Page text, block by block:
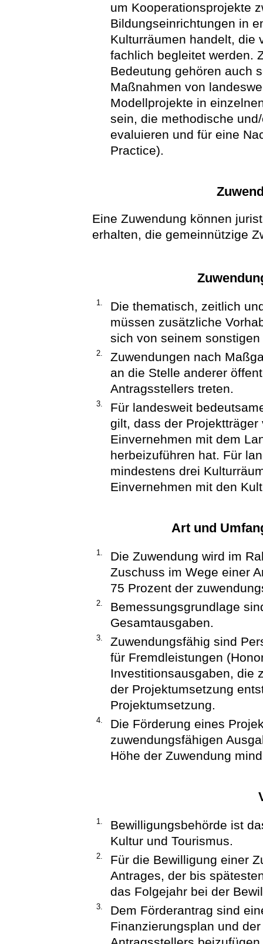
um Kooperationsprojekte
Bildungseinrichtungen in
Kulturräumen handelt, die
fachlich begleitet werden.
Bedeutung gehören auch
Maßnahmen von
Modellprojekte in
sein, die methodische
evaluieren und für eine
Practice).
Eine Zuwendung können
erhalten, die gemeinnützige
1.
Die thematisch, zeitlich
müssen zusätzliche
sich von seinem
2.
Zuwendungen nach
an die Stelle anderer
Antragsstellers treten.
3.
Für landesweit
gilt, dass der
Einvernehmen mit dem
herbeizuführen hat. Für
mindestens drei
Einvernehmen mit den
Art und
1.
Die Zuwendung wird im
Zuschuss im Wege einer
75 Prozent der
2.
Bemessungsgrundlage
Gesamtausgaben.
3.
Zuwendungsfähig sind
für Fremdleistungen
Investitionsausgaben, die
der Projektumsetzung
Projektumsetzung.
4.
Die Förderung eines
zuwendungsfähigen
Höhe der Zuwendung
1.
Bewilligungsbehörde ist
Kultur und Tourismus.
2.
Für die Bewilligung einer
Antrages, der bis
das Folgejahr bei der
3.
Dem Förderantrag sind
Finanzierungsplan und